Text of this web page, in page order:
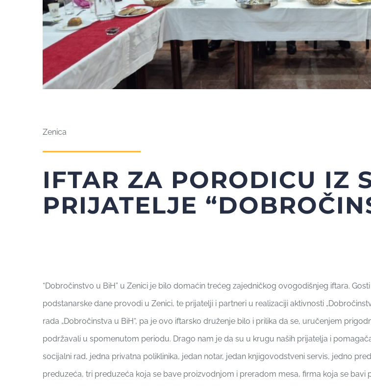
Zenica
IFTAR ZA PORODICU IZ
PRIJATELJE
“Dobročinstvo u BiH” u Zenici je bilo domaćin trećeg zajedničkog ovogodišnjeg iftara.
podstanarske dane provodi u Zenici, te prijatelji i partneri u realizaciji aktivnosti
rada „Dobročinstva u BiH“, pa je ovo iftarsko druženje bilo i prilika da se, uručenjem
podržavali u spomenutom periodu. Drago nam je da su u krugu naših prijatelja i
socijalni rad, jedna privatna poliklinika, jedan notar, jedan knjigovodstveni servis, jedno
preduzeća, tri preduzeća koja se bave proizvodnjom i preradom mesa, firma koja se